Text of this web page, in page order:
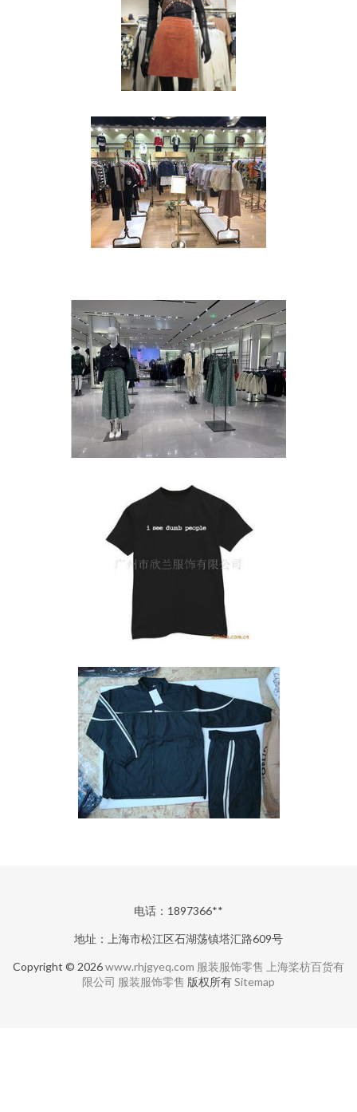
电话：1897366**
地址：上海市松江区石湖荡镇塔汇路609号
Copyright © 2026www.rhjgyeq.com 服装服饰零售
上海桨枋百货有
限公司 服装服饰零售 版权所有Sitemap